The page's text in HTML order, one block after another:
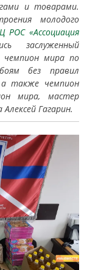
и товарами.
молодого
РОС «Ассоциация
заслуженный
мира по
без правил
также чемпион
мира, мастер
Гагарин.